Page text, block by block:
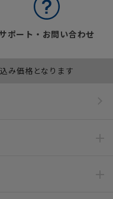
ポート・お問い合わせ
み価格となります